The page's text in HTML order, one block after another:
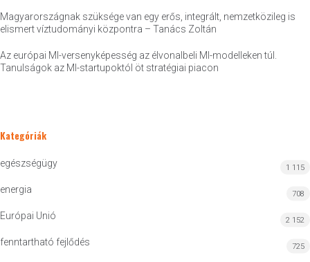
Magyarországnak szüksége van egy erős, integrált, nemzetközileg is
elismert víztudományi központra – Tanács Zoltán
Az európai MI-versenyképesség az élvonalbeli MI-modelleken túl.
Tanulságok az MI-startupoktól öt stratégiai piacon
Kategóriák
egészségügy 1 115
energia 708
Európai Unió 2 152
fenntartható fejlődés 725